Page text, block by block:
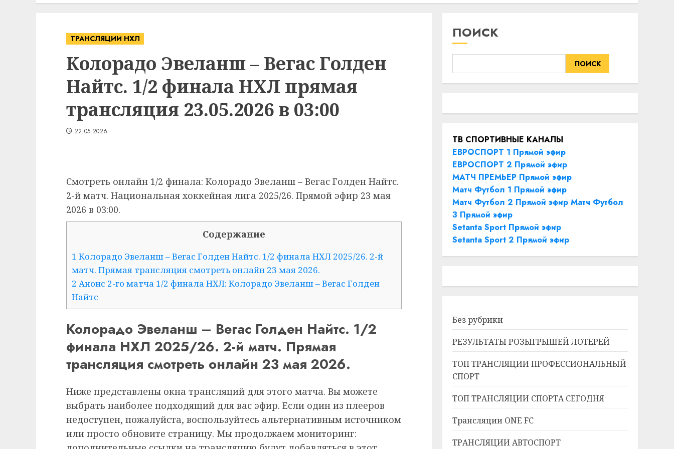
ТРАНСЛЯЦИИ НХЛ
Колорадо Эвеланш – Вегас Голден
Найтс. 1/2 финала НХЛ прямая
трансляция 23.05.2026 в 03:00
22.05.2026
Смотреть онлайн 1/2 финала: Колорадо Эвеланш – Вегас Голден Найтс.
2-й матч. Национальная хоккейная лига 2025/26. Прямой эфир 23 мая
2026 в 03:00.
Содержание
1 Колорадо Эвеланш – Вегас Голден Найтс. 1/2 финала НХЛ 2025/26. 2-й
матч. Прямая трансляция смотреть онлайн 23 мая 2026.
2 Анонс 2-го матча 1/2 финала НХЛ: Колорадо Эвеланш – Вегас Голден
Найтс
Колорадо Эвеланш – Вегас Голден Найтс. 1/2
финала НХЛ 2025/26. 2-й матч. Прямая
трансляция смотреть онлайн 23 мая 2026.
Ниже представлены окна трансляций для этого матча. Вы можете
выбрать наиболее подходящий для вас эфир. Если один из плееров
недоступен, пожалуйста, воспользуйтесь альтернативным источником
или просто обновите страницу. Мы продолжаем мониторинг:
ПОИСК
ПОИСК
ТВ СПОРТИВНЫЕ КАНАЛЫ
ЕВРОСПОРТ 1 Прямой эфир
ЕВРОСПОРТ 2 Прямой эфир
МАТЧ ПРЕМЬЕР Прямой эфир
Матч Футбол 1 Прямой эфир
Матч Футбол 2 Прямой эфир Матч Футбол
3 Прямой эфир
Setanta Sport Прямой эфир
Setanta Sport 2 Прямой эфир
Без рубрики
РЕЗУЛЬТАТЫ РОЗЫГРЫШЕЙ ЛОТЕРЕЙ
ТОП ТРАНСЛЯЦИИ ПРОФЕССИОНАЛЬНЫЙ
СПОРТ
ТОП ТРАНСЛЯЦИИ СПОРТА СЕГОДНЯ
Трансляции ONE FC
ТРАНСЛЯЦИИ АВТОСПОРТ